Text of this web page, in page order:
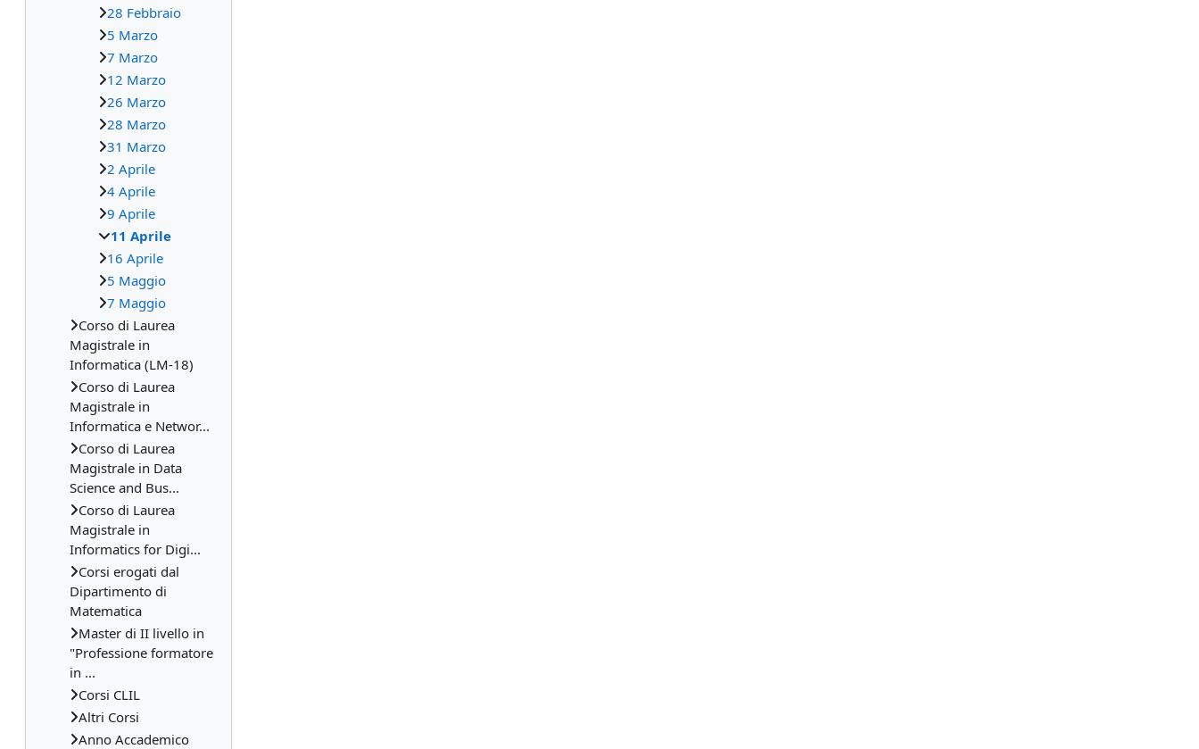
28 Febbraio
5 Marzo
7 Marzo
12 Marzo
26 Marzo
28 Marzo
31 Marzo
2 Aprile
4 Aprile
9 Aprile
11 Aprile
16 Aprile
5 Maggio
7 Maggio
Corso di Laurea
Magistrale in
Informatica (LM-18)
Corso di Laurea
Magistrale in
Informatica e Networ...
Corso di Laurea
Magistrale in Data
Science and Bus...
Corso di Laurea
Magistrale in
Informatics for Digi...
Corsi erogati dal
Dipartimento di
Matematica
Master di II livello in
"Professione formatore
in ...
Corsi CLIL
Altri Corsi
Anno Accademico